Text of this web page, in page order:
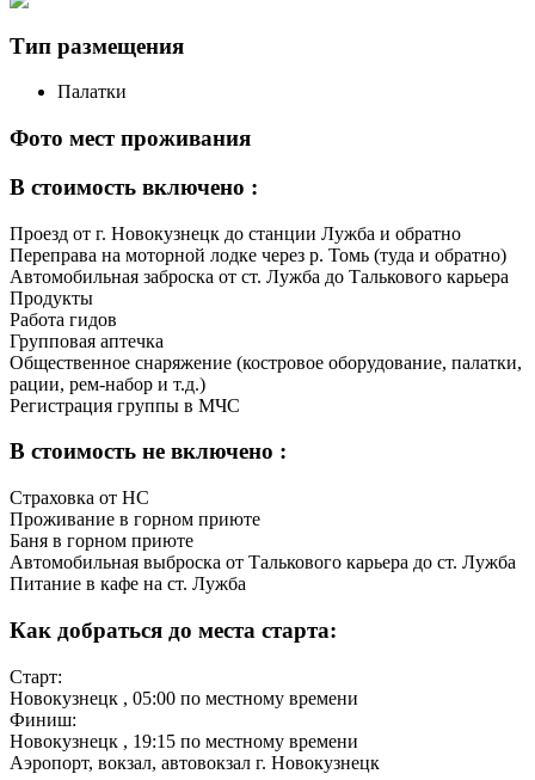
Тип размещения
Палатки
Фото мест проживания
В стоимость включено :
Проезд от г. Новокузнецк до станции Лужба и обратно
Переправа на моторной лодке через р. Томь (туда и обратно)
Автомобильная заброска от ст. Лужба до Талькового карьера
Продукты
Работа гидов
Групповая аптечка
Общественное снаряжение (костровое оборудование, палатки,
рации, рем-набор и т.д.)
Регистрация группы в МЧС
В стоимость не включено :
Страховка от НС
Проживание в горном приюте
Баня в горном приюте
Автомобильная выброска от Талькового карьера до ст. Лужба
Питание в кафе на ст. Лужба
Как добраться до места старта:
Старт:
Новокузнецк , 05:00 по местному времени
Финиш:
Новокузнецк , 19:15 по местному времени
Аэропорт, вокзал, автовокзал г. Новокузнецк